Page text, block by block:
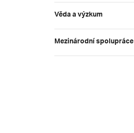
Věda a výzkum
Mezinárodní spolupráce